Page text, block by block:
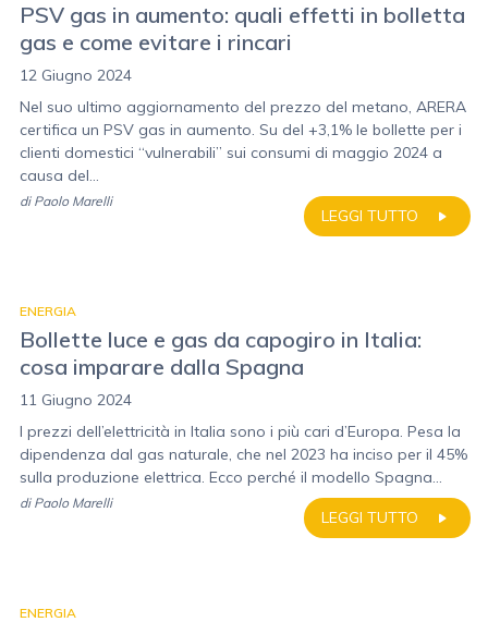
PSV gas in aumento: quali effetti in bolletta
gas e come evitare i rincari
12 Giugno 2024
Nel suo ultimo aggiornamento del prezzo del metano, ARERA
certifica un PSV gas in aumento. Su del +3,1% le bollette per i
clienti domestici “vulnerabili” sui consumi di maggio 2024 a
causa del...
LEGGI TUTTO
di Paolo Marelli
ENERGIA
Bollette luce e gas da capogiro in Italia:
cosa imparare dalla Spagna
11 Giugno 2024
I prezzi dell’elettricità in Italia sono i più cari d’Europa. Pesa la
dipendenza dal gas naturale, che nel 2023 ha inciso per il 45%
sulla produzione elettrica. Ecco perché il modello Spagna...
LEGGI TUTTO
di Paolo Marelli
ENERGIA